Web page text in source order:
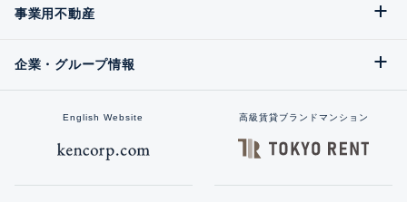
事業用不動産
企業・グループ情報
English Website 高級賃貸ブランドマンション